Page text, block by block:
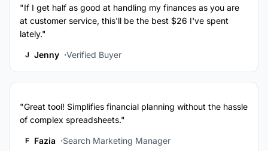
"If I get half as good at handling my finances as you are
at customer service, this'll be the best $26 I've spent
lately."
J Jenny Verified Buyer
"Great tool! Simplifies financial planning without the hassle
of complex spreadsheets."
F Fazia Search Marketing Manager